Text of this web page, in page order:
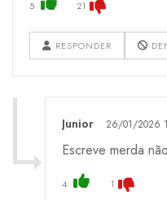
5 21
RESPONDER
Junior 26/01/2026
Escreve merda
4 1